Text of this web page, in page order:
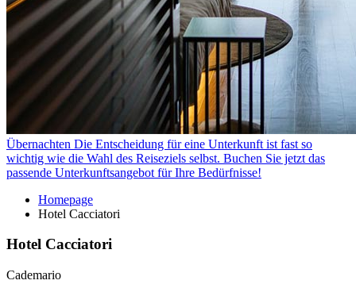
Übernachten Die Entscheidung für eine Unterkunft ist fast so
wichtig wie die Wahl des Reiseziels selbst. Buchen Sie jetzt das
passende Unterkunftsangebot für Ihre Bedürfnisse!
Homepage
Hotel Cacciatori
Hotel Cacciatori
Cademario